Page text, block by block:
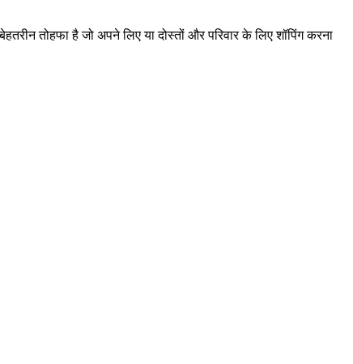
तोहफा है जो अपने लिए या दोस्तों और परिवार के लिए शॉपिंग करना